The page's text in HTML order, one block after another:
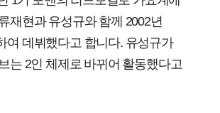
재현과 유성규와 함께 2002년
여 데뷔했다고 합니다. 유성규가
는 2인 체제로 바뀌어 활동했다고